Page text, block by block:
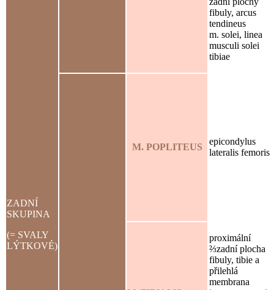
ZADNÍ
SKUPINA
(= SVALY
LÝTKOVÉ)
fibuly, arcus
tendineus
m. solei, linea
musculi solei
tibiae
M. POPLITEUS
epicondylus
lateralis femoris
proximální
⅔zadní plocha
fibuly, tibie a
přilehlá
membrana